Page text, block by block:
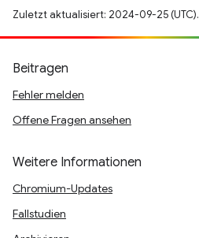
Zuletzt aktualisiert: 2024-09-25 (UTC).
Beitragen
Fehler melden
Offene Fragen ansehen
Weitere Informationen
Chromium-Updates
Fallstudien